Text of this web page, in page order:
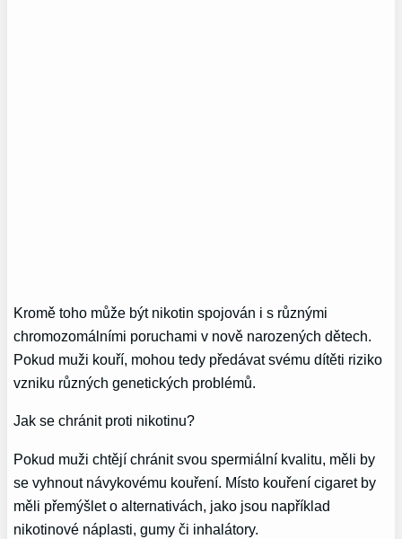
Kromě toho může být nikotin spojován i s různými
chromozomálními poruchami v nově narozených dětech.
Pokud muži kouří, mohou tedy předávat svému dítěti riziko
vzniku různých genetických problémů.
Jak se chránit proti nikotinu?
Pokud muži chtějí chránit svou spermiální kvalitu, měli by
se vyhnout návykovému kouření. Místo kouření cigaret by
měli přemýšlet o alternativách, jako jsou například
nikotinové náplasti, gumy či inhalátory.